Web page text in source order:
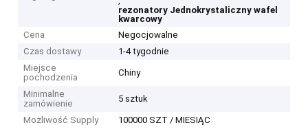
rezonatory Jednokrystaliczny wafel
kwarcowy
Cena
Negocjowalne
Czas dostawy
1-4 tygodnie
Miejsce
pochodzenia
Chiny
Minimalne
zamówienie
5 sztuk
Możliwość Supply 100000 SZT / MIESIĄC